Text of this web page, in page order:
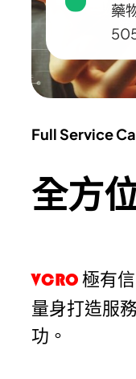
藥
Full Service
全方
VCRO 極有
量身打造服
功。